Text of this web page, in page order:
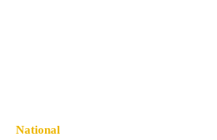
National